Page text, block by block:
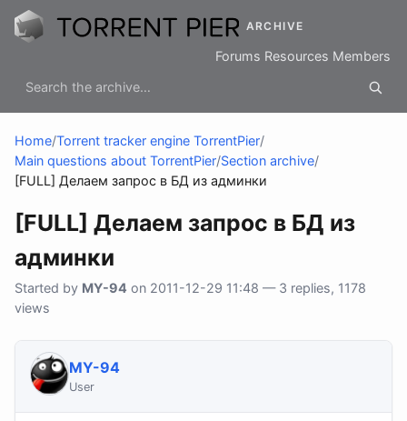
ARCHIVE
Forums Resources Members
Home/Torrent tracker engine TorrentPier/
Main questions about TorrentPier/Section archive/
[FULL] Делаем запрос в БД из админки
[FULL] Делаем запрос в БД из
админки
Started by MY-94 on 2011-12-29 11:48 — 3 replies, 1178
views
MY-94
User